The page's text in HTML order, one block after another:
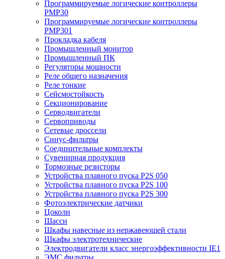
Программируемые логические контроллеры
PMP30
Программируемые логические контроллеры
PMP301
Прокладка кабеля
Промышленный монитор
Промышленный ПК
Регуляторы мощности
Реле общего назначения
Реле тонкие
Сейсмостойкость
Секционирование
Серводвигатели
Сервоприводы
Сетевые дроссели
Синус-фильтры
Соединительные комплекты
Сувенирная продукция
Тормозные резисторы
Устройства плавного пуска P2S 050
Устройства плавного пуска P2S 100
Устройства плавного пуска P2S 300
Фотоэлектрические датчики
Цоколи
Шасси
Шкафы навесные из нержавеющей стали
Шкафы электротехнические
Электродвигатели класс энергоэффективности IE1
ЭМС фильтры